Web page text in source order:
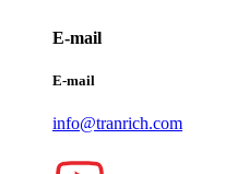
E-mail
E-mail
info@tranrich.com